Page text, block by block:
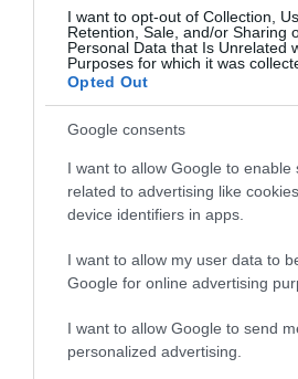
I want to opt-out of Collection,
Retention, Sale, and/or Sharing
Personal Data that Is Unrelated
Purposes for which it was
Opted Out
Google consents
I want to allow Google to enable
related to advertising like
device identifiers in apps.
I want to allow my user data to
Google for online advertising
I want to allow Google to send
personalized advertising.
Χρήσιμα τηλέφωνα
09.08.2026 | 10:40
Γνωρίζατε ότι υπάρχει Λουτράκι
στην Εύβοια;
09.08.2026 | 10:20
Μεγάλο συναυλία σήμερα στην
με γνωστό καλλιτέχνη του βιολιού!
09.08.2026 | 10:00
Χωρίς ρεύμα σήμερα Κυριακή 9,
Αυγούστου πολλές περιοχές στην